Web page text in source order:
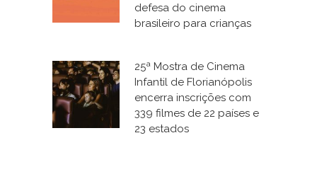
defesa do cinema
brasileiro para crianças
25ª Mostra de Cinema
Infantil de Florianópolis
encerra inscrições com
339 filmes de 22 países e
23 estados